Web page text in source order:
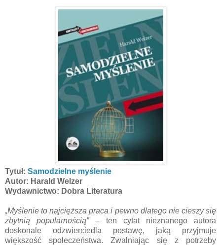
Tytuł: Samodzielne myślenie
Autor: Harald Welzer
Wydawnictwo: Dobra Literatura
„Myślenie to najcięższa praca i pewno dlatego nie cieszy się
zbytnią popularnością”– ten cytat nieznanego autora
doskonale odzwierciedla postawę, jaką przyjmuje
większość społeczeństwa. Zwalniając się z potrzeby